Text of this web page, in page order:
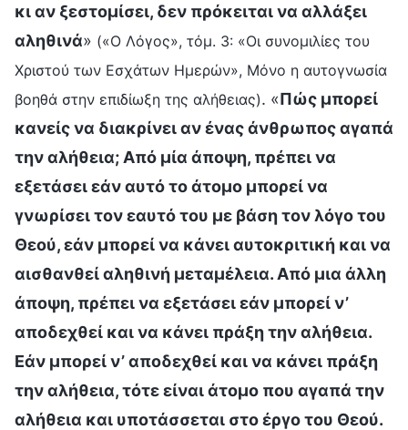
κι αν ξεστομίσει, δεν πρόκειται να αλλάξει
αληθινά» («Ο Λόγος», τόμ. 3: «Οι συνομιλίες του
Χριστού των Εσχάτων Ημερών», Μόνο η αυτογνωσία
βοηθά στην επιδίωξη της αλήθειας). «Πώς μπορεί
κανείς να διακρίνει αν ένας άνθρωπος αγαπά
την αλήθεια; Από μία άποψη, πρέπει να
εξετάσει εάν αυτό το άτομο μπορεί να
γνωρίσει τον εαυτό του με βάση τον λόγο του
Θεού, εάν μπορεί να κάνει αυτοκριτική και να
αισθανθεί αληθινή μεταμέλεια. Από μια άλλη
άποψη, πρέπει να εξετάσει εάν μπορεί ν’
αποδεχθεί και να κάνει πράξη την αλήθεια.
Εάν μπορεί ν’ αποδεχθεί και να κάνει πράξη
την αλήθεια, τότε είναι άτομο που αγαπά την
αλήθεια και υποτάσσεται στο έργο του Θεού.